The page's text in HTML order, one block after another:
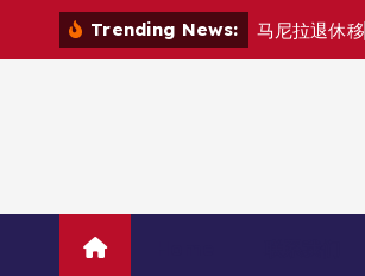
Trending News: 马 尼拉退休移